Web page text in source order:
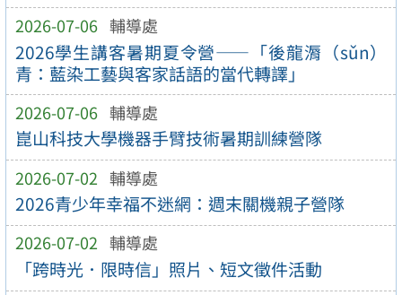
2026-07-06 輔導處
2026學生講客暑期夏令營——「後龍漘（sǔn）
青：藍染工藝與客家話語的當代轉譯」
2026-07-06 輔導處
崑山科技大學機器手臂技術暑期訓練營隊
2026-07-02 輔導處
2026青少年幸福不迷網：週末關機親子營隊
2026-07-02 輔導處
「跨時光．限時信」照片、短文徵件活動